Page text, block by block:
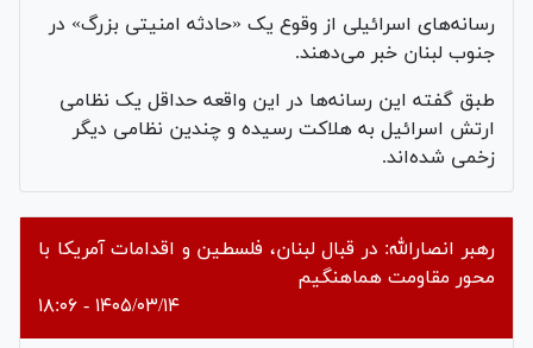
رسانه‌های اسرائیلی از وقوع یک «حادثه امنیتی بزرگ» در
جنوب لبنان خبر می‌دهند.
طبق گفته این رسانه‌ها در این واقعه حداقل یک نظامی
ارتش اسرائیل به هلاکت رسیده و چندین نظامی دیگر
زخمی شده‌اند.
رهبر انصارالله: در قبال لبنان، فلسطین و اقدامات آمریکا با
محور مقاومت هماهنگیم
۱۴۰۵/۰۳/۱۴ - ۱۸:۰۶